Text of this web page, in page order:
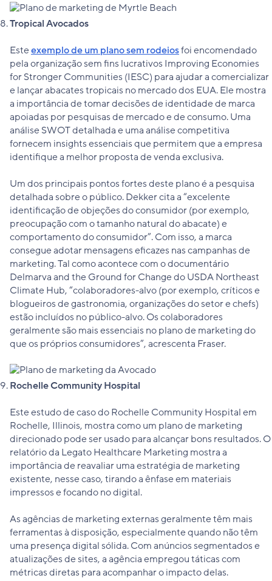
Tropical Avocados
Esteexemplo de um plano sem rodeiosfoi encomendado
pela organização sem fins lucrativos Improving Economies
for Stronger Communities (IESC) para ajudar a comercializar
e lançar abacates tropicais no mercado dos EUA. Ele mostra
a importância de tomar decisões de identidade de marca
apoiadas por pesquisas de mercado e de consumo. Uma
análise SWOT detalhada e uma análise competitiva
fornecem insights essenciais que permitem que a empresa
identifique a melhor proposta de venda exclusiva.
Um dos principais pontos fortes deste plano é a pesquisa
detalhada sobre o público. Dekker cita a “excelente
identificação de objeções do consumidor (por exemplo,
preocupação com o tamanho natural do abacate) e
comportamento do consumidor”. Com isso, a marca
consegue adotar mensagens eficazes nas campanhas de
marketing. Tal como acontece com o documentário
Delmarva and the Ground for Change do USDA Northeast
Climate Hub, “colaboradores-alvo (por exemplo, críticos e
blogueiros de gastronomia, organizações do setor e chefs)
estão incluídos no público-alvo. Os colaboradores
geralmente são mais essenciais no plano de marketing do
que os próprios consumidores”, acrescenta Fraser.
Rochelle Community Hospital
Este estudo de caso do Rochelle Community Hospital em
Rochelle, Illinois, mostra como um plano de marketing
direcionado pode ser usado para alcançar bons resultados. O
relatório da Legato Healthcare Marketing mostra a
importância de reavaliar uma estratégia de marketing
existente, nesse caso, tirando a ênfase em materiais
impressos e focando no digital.
As agências de marketing externas geralmente têm mais
ferramentas à disposição, especialmente quando não têm
uma presença digital sólida. Com anúncios segmentados e
atualizações de sites, a agência empregou táticas com
métricas diretas para acompanhar o impacto delas.